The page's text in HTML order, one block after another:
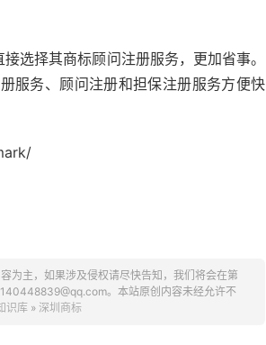
接选择其商标顾问注册服务，更加省事。
服务、顾问注册和担保注册服务方便快
为主，如果涉及侵权请尽快告知，我们将会在第
。本站原创内容未经允许不
识库 » 深圳商标